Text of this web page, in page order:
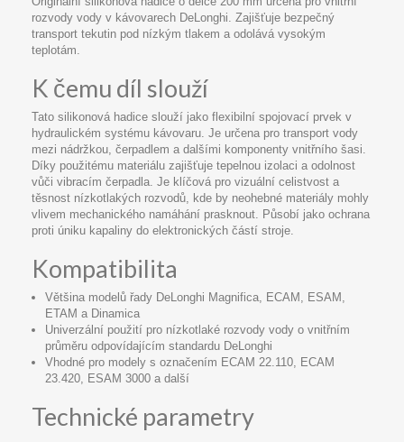
rozvody vody v kávovarech DeLonghi. Zajišťuje bezpečný
transport tekutin pod nízkým tlakem a odolává vysokým
teplotám.
K čemu díl slouží
Tato silikonová hadice slouží jako flexibilní spojovací prvek v
hydraulickém systému kávovaru. Je určena pro transport vody
mezi nádržkou, čerpadlem a dalšími komponenty vnitřního šasi.
Díky použitému materiálu zajišťuje tepelnou izolaci a odolnost
vůči vibracím čerpadla. Je klíčová pro vizuální celistvost a
těsnost nízkotlakých rozvodů, kde by neohebné materiály mohly
vlivem mechanického namáhání prasknout. Působí jako ochrana
proti úniku kapaliny do elektronických částí stroje.
Kompatibilita
Většina modelů řady DeLonghi Magnifica, ECAM, ESAM,
ETAM a Dinamica
Univerzální použití pro nízkotlaké rozvody vody o vnitřním
průměru odpovídajícím standardu DeLonghi
Vhodné pro modely s označením ECAM 22.110, ECAM
23.420, ESAM 3000 a další
Technické parametry